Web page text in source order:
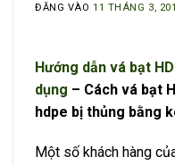
ĐĂNG VÀO11 THÁNG 3,
Hướng dẫn vá bạt
dụng – Cách vá bạt
hdpe bị thủng bằng
Một số khách hàng